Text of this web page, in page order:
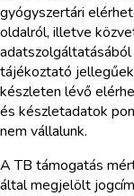
gyógyszertári
oldalról, illetve
adatszolgáltatásából
tájékoztató
készleten lévő
és készletadatok
nem vállalunk.
A TB támogatás
által megjelölt